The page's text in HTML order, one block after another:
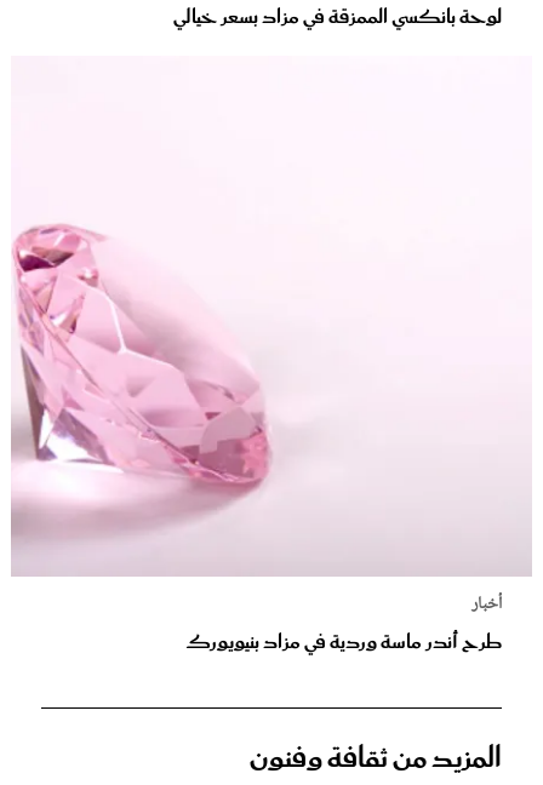
لوحة بانكسي الممزقة في مزاد بسعر خيالي
أخبار
طرح أندر ماسة وردية في مزاد بنيويورك
المزيد من ثقافة وفنون